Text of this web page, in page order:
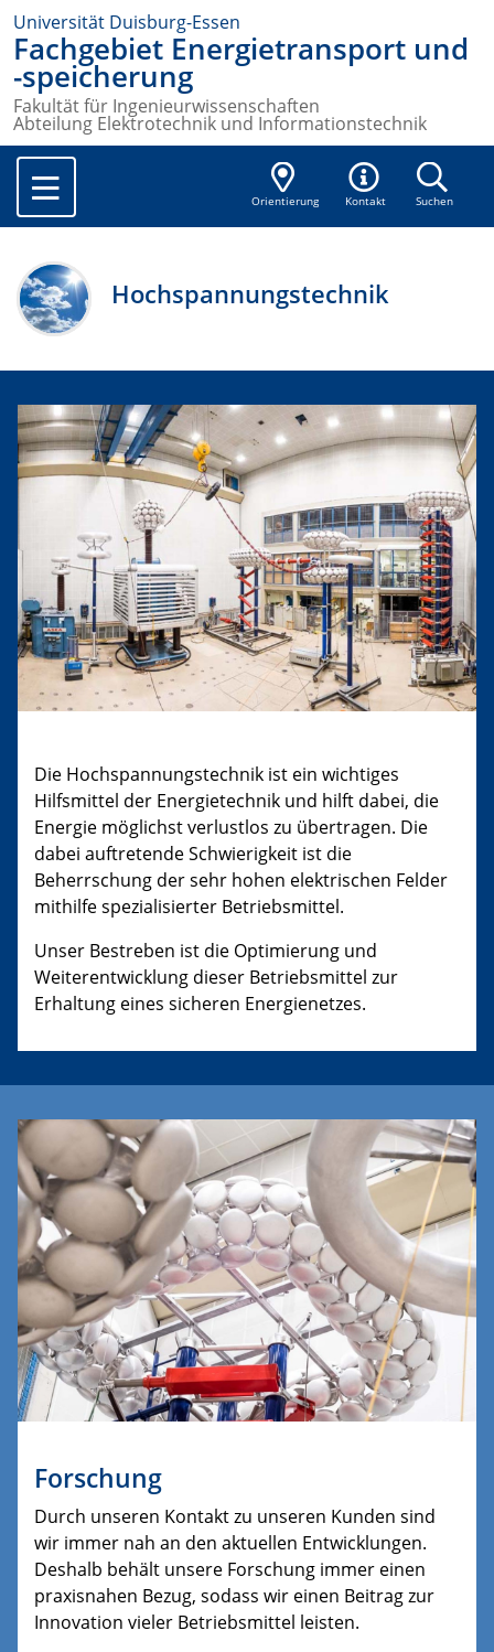
Universität Duisburg-Essen
Fachgebiet Energietransport und
-speicherung
Fakultät für Ingenieurwissenschaften
Abteilung Elektrotechnik und Informationstechnik
Orientierung Kontakt Suchen
Hochspannungstechnik
Die Hochspannungstechnik ist ein wichtiges
Hilfsmittel der Energietechnik und hilft dabei, die
Energie möglichst verlustlos zu übertragen. Die
dabei auftretende Schwierigkeit ist die
Beherrschung der sehr hohen elektrischen Felder
mithilfe spezialisierter Betriebsmittel.
Unser Bestreben ist die Optimierung und
Weiterentwicklung dieser Betriebsmittel zur
Erhaltung eines sicheren Energienetzes.
Forschung
Durch unseren Kontakt zu unseren Kunden sind
wir immer nah an den aktuellen Entwicklungen.
Deshalb behält unsere Forschung immer einen
praxisnahen Bezug, sodass wir einen Beitrag zur
Innovation vieler Betriebsmittel leisten.